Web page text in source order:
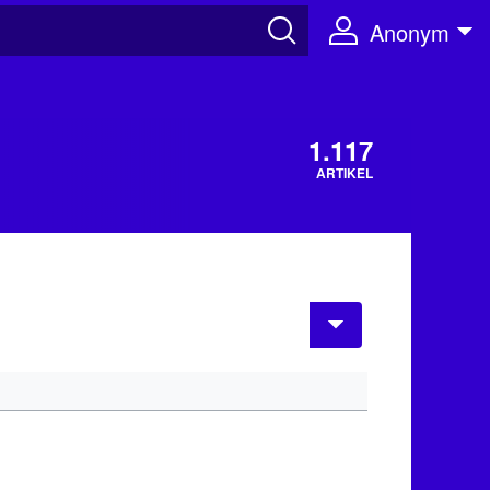
Anonym
1.117
ARTIKEL